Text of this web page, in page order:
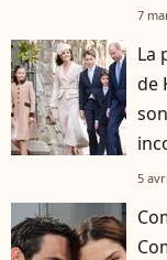
7
La
de
5